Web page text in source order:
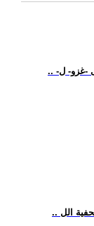
-غزو- ل
الل